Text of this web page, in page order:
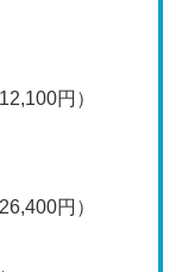
円）
円）